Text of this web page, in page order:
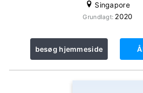
Singapore
Grundlagt: 2020
besøg hjemmeside